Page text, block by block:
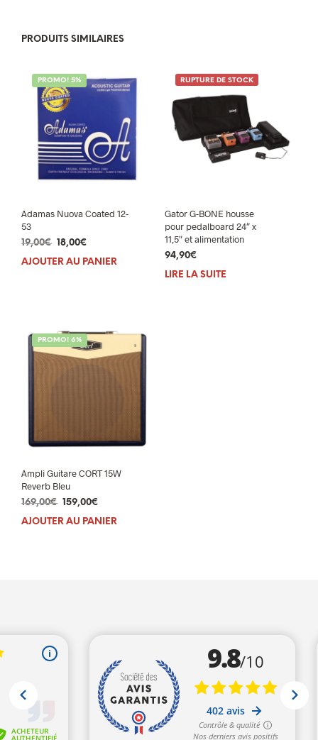
PRODUITS SIMILAIRES
PROMO! 5%
Adamas Nuova Coated 12-
53
19,00€ Le
prix
18,00€
prix
AJOUTER AU PANIER
RUPTURE DE STOCK
Gator G-BONE housse
pour pedalboard 24″ x
11,5″ et alimentation
94,90€
LIRE LA SUITE
PROMO! 6%
Ampli Guitare CORT 15W
Reverb Bleu
169,00€ Le
prix
159,00€
prix
AJOUTER AU PANIER